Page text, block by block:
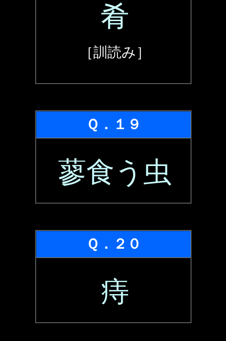
肴
［訓読み］
Ｑ．１９
蓼食う虫
Ｑ．２０
痔